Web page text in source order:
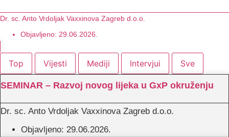
Dr. sc. Anto Vrdoljak Vaxxinova Zagreb d.o.o.
Objavljeno: 29.06.2026.
Top Vijesti Mediji Intervjui Sve
SEMINAR – Razvoj novog lijeka u GxP okruženju
Dr. sc. Anto Vrdoljak Vaxxinova Zagreb d.o.o.
Objavljeno: 29.06.2026.